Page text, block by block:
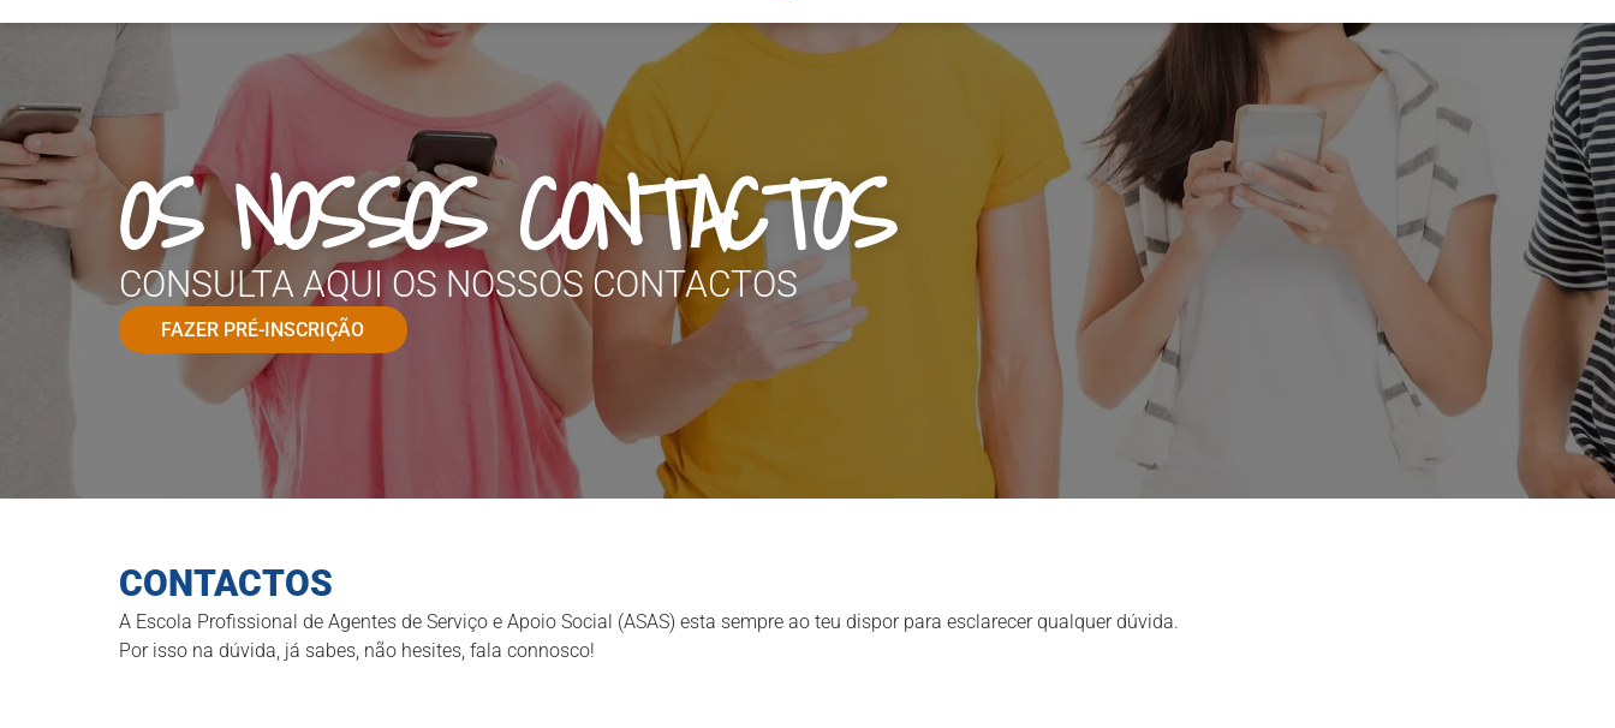
OS NOSSOS CONTACTOS
CONSULTA AQUI OS NOSSOS CONTACTOS
FAZER PRÉ-INSCRIÇÃO
CONTACTOS
A Escola Profissional de Agentes de Serviço e Apoio Social (ASAS) esta sempre ao teu dispor para esclarecer qualquer dúvida.
Por isso na dúvida, já sabes, não hesites, fala connosco!